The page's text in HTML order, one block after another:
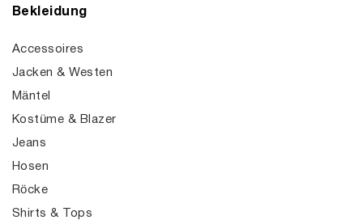
Bekleidung
Accessoires
Jacken & Westen
Mäntel
Kostüme & Blazer
Jeans
Hosen
Röcke
Shirts & Tops